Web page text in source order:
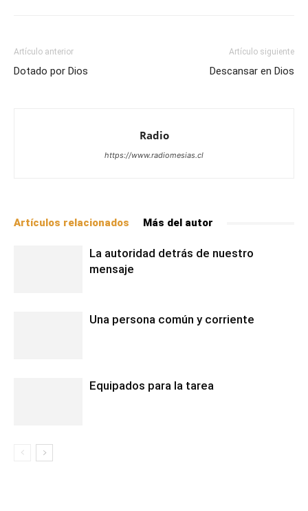
Artículo anterior
Dotado por Dios
Artículo siguiente
Descansar en Dios
Radio
https://www.radiomesias.cl
Artículos relacionados Más del autor
La autoridad detrás de nuestro
mensaje
Una persona común y corriente
Equipados para la tarea